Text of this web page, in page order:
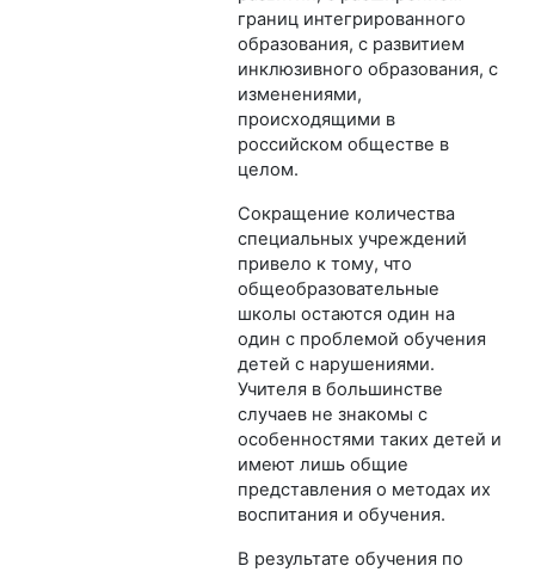
границ интегрированного
образования, с развитием
инклюзивного образования, с
изменениями,
происходящими в
российском обществе в
целом.
Сокращение количества
специальных учреждений
привело к тому, что
общеобразовательные
школы остаются один на
один с проблемой обучения
детей с нарушениями.
Учителя в большинстве
случаев не знакомы с
особенностями таких детей и
имеют лишь общие
представления о методах их
воспитания и обучения.
В результате обучения по